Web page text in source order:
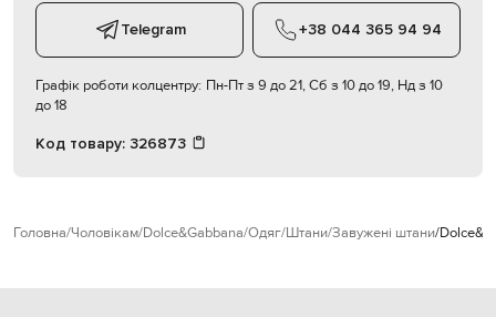
Telegram +38 044 365 94 94
Графік роботи колцентру: Пн-Пт з 9 до 21, Сб з 10 до 19, Нд з 10
до 18
Код товару: 326873
Головна Чоловікам Dolce&Gabbana Одяг Штани Завужені штани